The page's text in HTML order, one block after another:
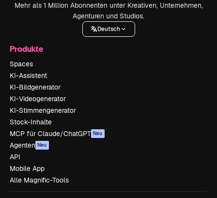
Mehr als 1 Million Abonnenten unter Kreativen, Unternehmen,
Agenturen und Studios.
Deutsch
Produkte
Spaces
KI-Assistent
KI-Bildgenerator
KI-Videogenerator
KI-Stimmengenerator
Stock-Inhalte
MCP für Claude/ChatGPT Neu
Agenten Neu
API
Mobile App
Alle Magnific-Tools